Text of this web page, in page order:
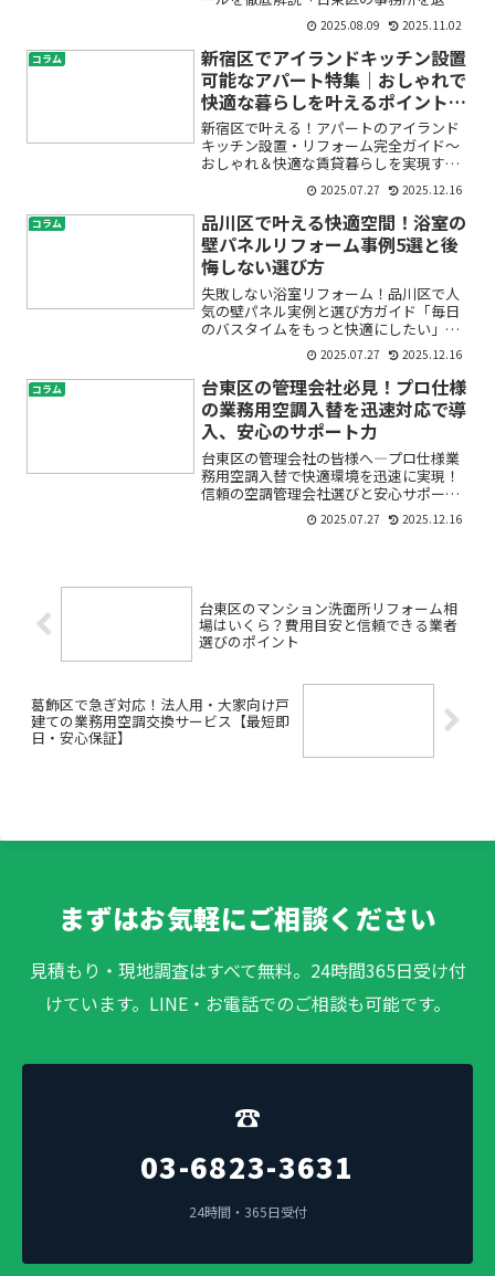
したいけど、原状回復って具体的に何を
すればいいんだろう？」「どれくらいの
期間がかかるの？費用は高いのかな…」
と悩んでいませんか。オフ...
2025.08.09 2025.11.02
コラム
新宿区でアイランドキッチン設置
可能なアパート特集｜おしゃれで
快適な暮らしを叶えるポイント5
選
新宿区で叶える！アパートのアイランド
キッチン設置・リフォーム完全ガイド〜
おしゃれ＆快適な賃貸暮らしを実現する
ヒント〜「賃貸アパートでもおしゃれな
アイランドキッチンに憧れるけど、実際
に設置できるの？」「リフォームやレイ
アウト変更ってどこまで可...
2025.07.27 2025.12.16
コラム
品川区で叶える快適空間！浴室の
壁パネルリフォーム事例5選と後
悔しない選び方
失敗しない浴室リフォーム！品川区で人
気の壁パネル実例と選び方ガイド「毎日
のバスタイムをもっと快適にしたい」
「古くなった浴室のカビや汚れが気にな
る…」「品川区で浴室リフォームをした
いけれど、どんな壁パネルがいいの？」
そんなお悩みをお持ちではあ...
2025.07.27 2025.12.16
コラム
台東区の管理会社必見！プロ仕様
の業務用空調入替を迅速対応で導
入、安心のサポート力
台東区の管理会社の皆様へ―プロ仕様業
務用空調入替で快適環境を迅速に実現！
信頼の空調管理会社選びと安心サポート
のすべて「空調設備の老朽化が進んでい
るけれど、何から手を付ければいいのか
2025.07.27 2025.12.16
台東区のマンション洗面所リフォーム相
場はいくら？費用目安と信頼できる業者
選びのポイント
葛飾区で急ぎ対応！法人用・大家向け戸
建ての業務用空調交換サービス【最短即
日・安心保証】
まずはお気軽にご相談ください
見積もり・現地調査はすべて無料。24時間365日受け付
けています。LINE・お電話でのご相談も可能です。
☎
03-6823-3631
24時間・365日受付